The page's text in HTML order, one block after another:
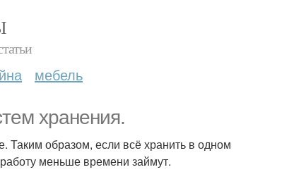
мебель
хранения.
Таким образом, если всё хранить в одном
меньше времени займут.